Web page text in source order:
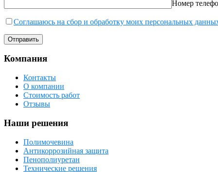
Номер
Соглашаюсь на сбор и обработку моих персональных
Компания
Контакты
О компании
Стоимость работ
Отзывы
Наши решения
Полимочевина
Антикоррозийная защита
Пенополиуретан
Технические решения